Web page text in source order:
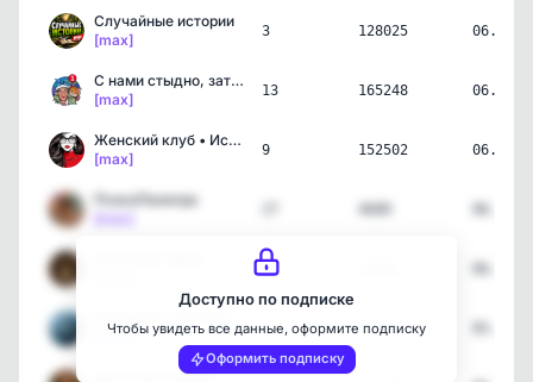
Случайные истории
[max]
3 128025
С нами стыдно, зато весе…
[max]
13 165248
Женский клуб • Истории
[max]
9 152502
ПсихоПалитра
4689
16
[max]
4 712
Женский журнал
Доступно по подписке
Чтобы увидеть все данные, оформите подписку
Оформить подписку